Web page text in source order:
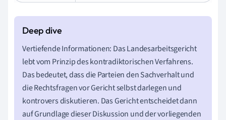
Vertiefende Informationen: Das Landesarbeitsgericht
lebt vom Prinzip des kontradiktorischen Verfahrens.
Das bedeutet, dass die Parteien den Sachverhalt und
die Rechtsfragen vor Gericht selbst darlegen und
kontrovers diskutieren. Das Gericht entscheidet dann
auf Grundlage dieser Diskussion und der vorliegenden